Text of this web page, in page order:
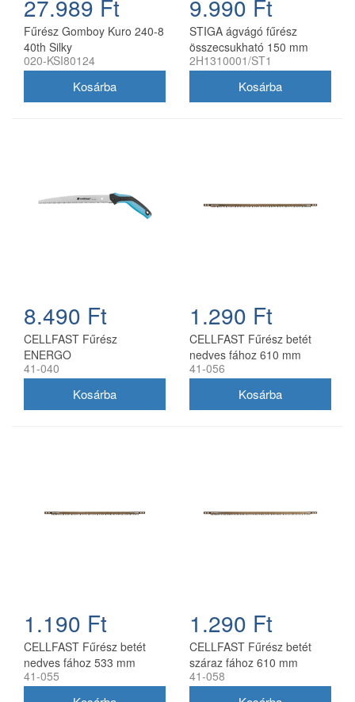
gumi (TPR)
27.989 Ft
Fűrész Gomboy Kuro 240-8
40th Silky
020-KSI80124
9.990 Ft
STIGA ágvágó fűrész
összecsukható 150 mm
2H1310001/ST1
8.490 Ft
CELLFAST Fűrész
ENERGO
41-040
1.290 Ft
CELLFAST Fűrész betét
nedves fához 610 mm
41-056
1.190 Ft
CELLFAST Fűrész betét
nedves fához 533 mm
41-055
1.290 Ft
CELLFAST Fűrész betét
száraz fához 610 mm
41-058